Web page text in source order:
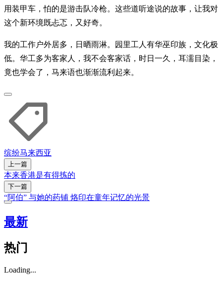
用装甲车，怕的是游击队冷枪。这些道听途说的故事，让我对
这个新环境既忐忑，又好奇。
我的工作户外居多，日晒雨淋。园里工人有华巫印族，文化极
低。华工多为客家人，我不会客家话，时日一久，耳濡目染，
竟也学会了，马来语也渐渐流利起来。
缤纷马来西亚
上一篇
本来香港是有得拣的
下一篇
“阿伯” 与她的药铺 烙印在童年记忆的光景
最新
热门
Loading...